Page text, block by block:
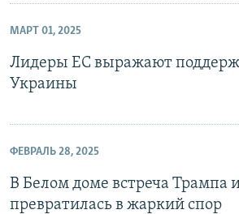
МАРТ 01, 2025
Лидеры ЕС выражают
Украины
ФЕВРАЛЬ 28, 2025
В Белом доме встреча Трампа
превратилась в жаркий спор